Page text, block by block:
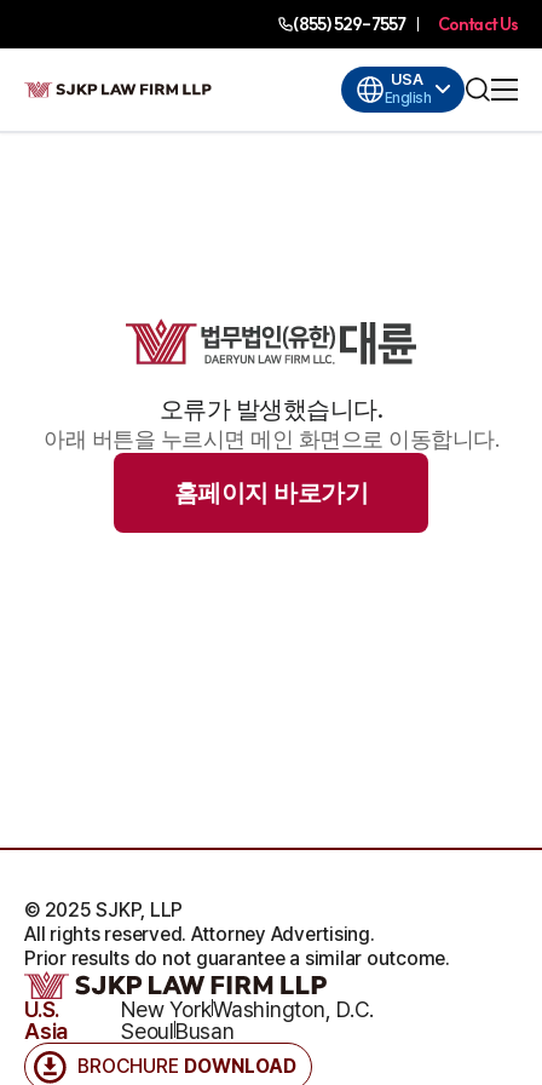
(855) 529-7557 Contact Us
USA
English
오류가 발생했습니다.
아래 버튼을 누르시면 메인 화면으로 이동합니다.
홈페이지 바로가기
BROCHURE DOWNLOAD
U.S. New YorkWashington, D.C.
Asia
SeoulBusan
© 2025 SJKP, LLP
All rights reserved. Attorney Advertising.
Prior results do not guarantee a similar outcome.